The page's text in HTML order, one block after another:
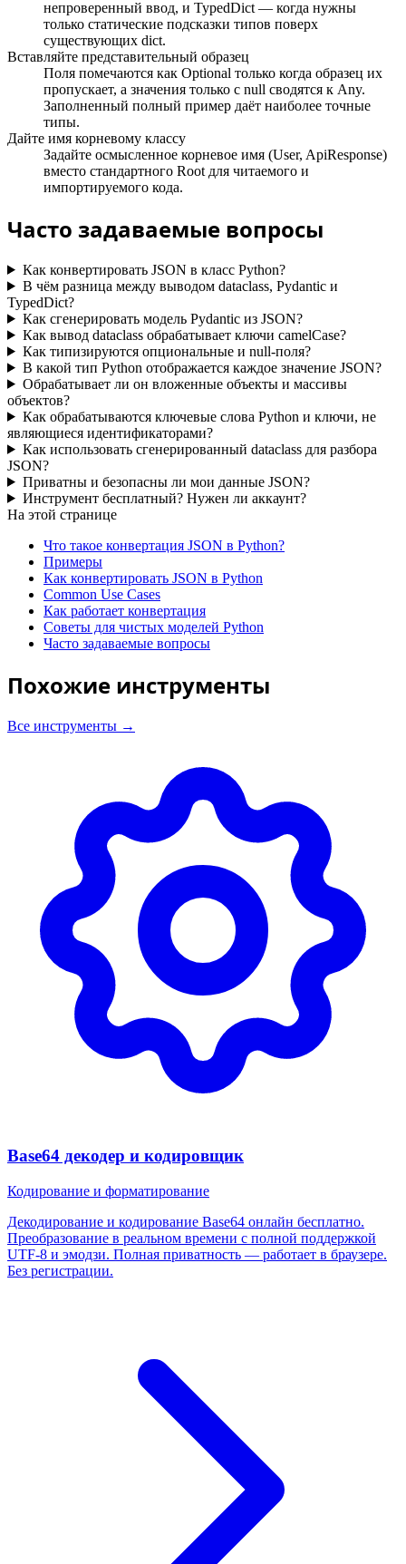
непроверенный ввод, и TypedDict — когда нужны
только статические подсказки типов поверх
существующих dict.
Вставляйте представительный образец
Поля помечаются как Optional только когда образец их
пропускает, а значения только с null сводятся к Any.
Заполненный полный пример даёт наиболее точные
типы.
Дайте имя корневому классу
Задайте осмысленное корневое имя (User, ApiResponse)
вместо стандартного Root для читаемого и
импортируемого кода.
Часто задаваемые вопросы
Как конвертировать JSON в класс Python?
В чём разница между выводом dataclass, Pydantic и
TypedDict?
Как сгенерировать модель Pydantic из JSON?
Как вывод dataclass обрабатывает ключи camelCase?
Как типизируются опциональные и null-поля?
В какой тип Python отображается каждое значение JSON?
Обрабатывает ли он вложенные объекты и массивы
объектов?
Как обрабатываются ключевые слова Python и ключи, не
являющиеся идентификаторами?
Как использовать сгенерированный dataclass для разбора
JSON?
Приватны и безопасны ли мои данные JSON?
Инструмент бесплатный? Нужен ли аккаунт?
На этой странице
Что такое конвертация JSON в Python?
Примеры
Как конвертировать JSON в Python
Common Use Cases
Как работает конвертация
Советы для чистых моделей Python
Часто задаваемые вопросы
Похожие инструменты
Все инструменты →
Base64 декодер и кодировщик
Кодирование и форматирование
Декодирование и кодирование Base64 онлайн бесплатно.
Преобразование в реальном времени с полной поддержкой
UTF-8 и эмодзи. Полная приватность — работает в браузере.
Без регистрации.